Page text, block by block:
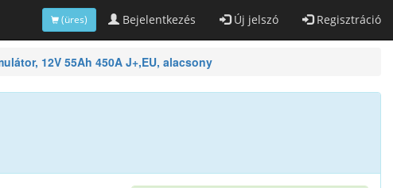
Bejelentkezés Új jelszó Regisztráció
(üres)
12V 55Ah 450A J+,EU, alacsony